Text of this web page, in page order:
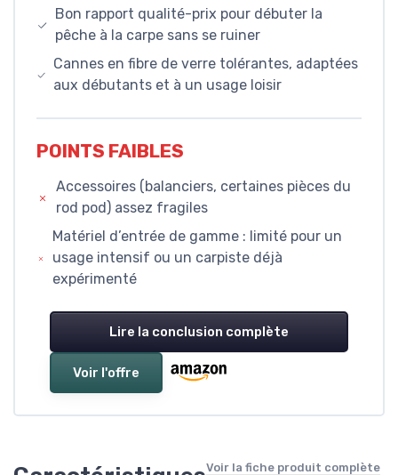
Bon rapport qualité-prix pour débuter la
pêche à la carpe sans se ruiner
Cannes en fibre de verre tolérantes, adaptées
aux débutants et à un usage loisir
POINTS FAIBLES
Accessoires (balanciers, certaines pièces du
rod pod) assez fragiles
Matériel d’entrée de gamme : limité pour un
usage intensif ou un carpiste déjà
expérimenté
Lire la conclusion complète
Voir l'offre
Voir la fiche produit complète